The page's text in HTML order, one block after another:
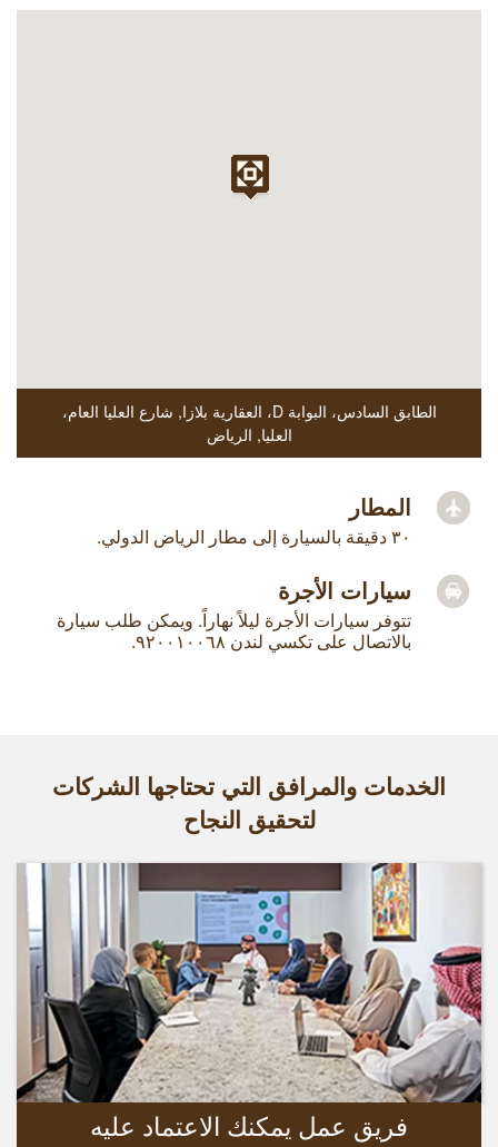
الطابق السادس، البوابة D، العقارية بلازا , شارع العليا العام،
العليا, الرياض
المطار
٣٠ دقيقة بالسيارة إلى مطار الرياض الدولي.
سيارات الأجرة
تتوفر سيارات الأجرة ليلاً نهاراً. ويمكن طلب سيارة
بالاتصال على تكسي لندن ٩٢٠٠١٠٠٦٨.
الخدمات والمرافق التي تحتاجها الشركات
لتحقيق النجاح
فريق عمل يمكنك الاعتماد عليه